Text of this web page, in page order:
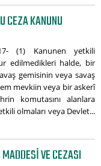
CEZA KANUNU
(1) Kanunen yetkili
edilmedikleri halde, bir
gemisinin veya savaş
mevkiin veya bir askerî
komutasını alanlara
olmaları veya Devlet...
VE CEZASI